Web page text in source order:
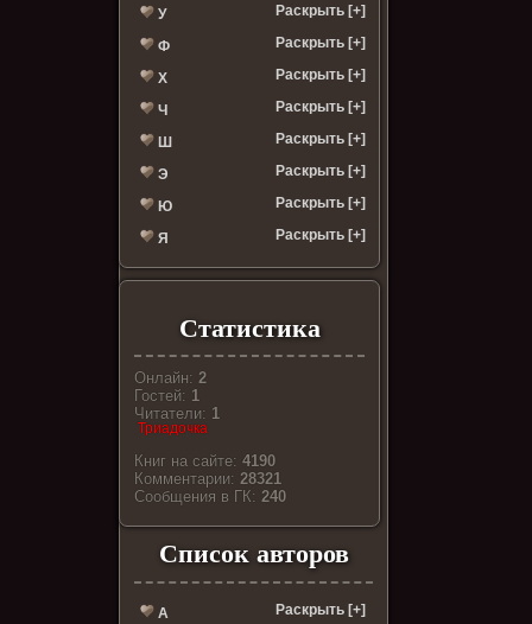
У Раскрыть [+]
Ф Раскрыть [+]
Х Раскрыть [+]
Ч Раскрыть [+]
Ш Раскрыть [+]
Э Раскрыть [+]
Ю Раскрыть [+]
Я Раскрыть [+]
Статистика
Онлайн:2
Гостей: 1
Читатели: 1
Триадочка
Книг на сайте:4190
Комментарии:28321
Cообщения в ГК:240
Список авторов
А Раскрыть [+]